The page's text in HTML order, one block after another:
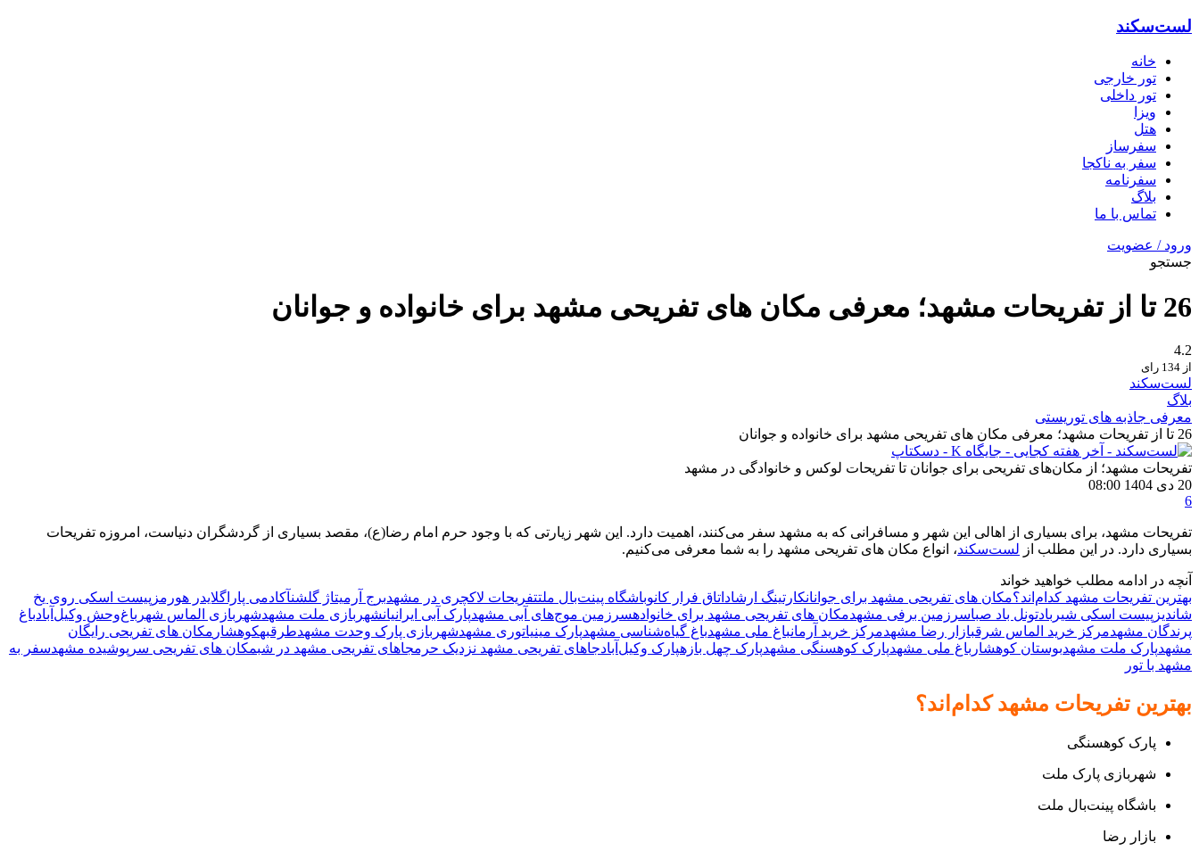
لست‌سکند
خانه
تور خارجی
تور داخلی
ویزا
هتل‌
سفرساز
سفر به ناکجا
سفرنامه
بلاگ
تماس با ما
ورود / عضویت
جستجو
26 تا از تفریحات مشهد؛ معرفی مکان های تفریحی مشهد برای خانواده و جوانان
4.2
از 134 رای
لست‌سکند
بلاگ
معرفی جاذبه های توریستی
26 تا از تفریحات مشهد؛ معرفی مکان های تفریحی مشهد برای خانواده و جوانان
تفریحات مشهد؛ از مکان‌های تفریحی برای جوانان تا تفریحات لوکس و خانوادگی در مشهد
20 دی 1404 08:00
6
تفریحات مشهد، برای بسیاری از اهالی این شهر و مسافرانی که به مشهد سفر می‌کنند، اهمیت دارد. این شهر زیارتی که با وجود حرم امام رضا(ع)، مقصد بسیاری از گردشگران دنیاست، امروزه تفریحات
بسیاری دارد. در این مطلب از لست‌سکند، انواع مکان های تفریحی مشهد را به شما معرفی می‌کنیم.
آنچه در ادامه مطلب خواهید خواند
بهترین تفریحات مشهد کدام‌اند؟مکان های تفریحی مشهد برای جوانانکارتینگ ارشاد اتاق فرار کانوباشگاه پینت‌بال ملتتفریحات لاکچری در مشهدبرج آرمیتاژ گلشنآکادمی پاراگلایدر هورمز پیست اسکی روی یخ
شاندیز پیست اسکی شیربادتونل باد صباسرزمین برفی مشهدمکان های تفریحی مشهد برای خانوادهسرزمین موج‌های آبی مشهدپارک آبی ایرانیانشهربازی ملت مشهدشهربازی الماس شهر باغ‌وحش وکیل‌آبادباغ
پرندگان مشهدمرکز خرید الماس شرقبازار رضا مشهدمرکز خرید آرمانباغ ملی مشهدباغ گیاه‌شناسی مشهدپارک مینیاتوری مشهدشهربازی پارک وحدت مشهدطرقبهکوهشار مکان های تفریحی رایگان
مشهدپارک ملت مشهدبوستان کوهشار باغ ملی مشهدپارک کوهسنگی مشهدپارک چهل بازهپارک وکیل‌آبادجاهای تفریحی مشهد نزدیک حرمجاهای تفریحی مشهد در شبمکان های تفریحی سرپوشیده مشهدسفر به
مشهد با تور
بهترین تفریحات مشهد کدام‌اند؟
پارک کوهسنگی
شهربازی پارک ملت
باشگاه پینت‌بال ملت
بازار رضا